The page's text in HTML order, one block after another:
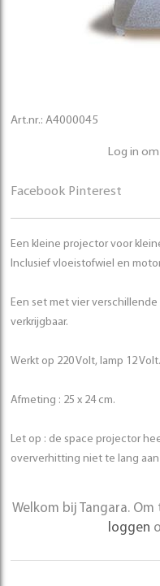
Art.nr.: A4000045
Log in
Facebook Pinterest
Een kleine projector voor
Inclusief vloeistofwiel en
Een set met vier
verkrijgbaar.
Werkt op 220 Volt, lamp 12 Volt.
Afmeting : 25 x 24 cm.
Let op : de space projector
oververhitting niet te lang
Welkom bij Tangara.
loggen